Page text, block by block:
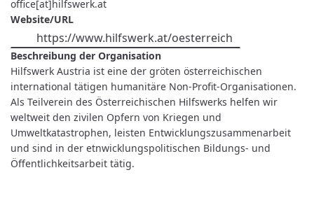
office[at]hilfswerk.at
Website/URL
https://www.hilfswerk.at/oesterreich
Beschreibung der Organisation
Hilfswerk Austria ist eine der gröten österreichischen
international tätigen humanitäre Non-Profit-Organisationen.
Als Teilverein des Österreichischen Hilfswerks helfen wir
weltweit den zivilen Opfern von Kriegen und
Umweltkatastrophen, leisten Entwicklungszusammenarbeit
und sind in der etnwicklungspolitischen Bildungs- und
Öffentlichkeitsarbeit tätig.